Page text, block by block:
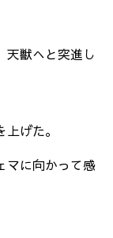
天獣へと突進し
げた。
マに向かって感